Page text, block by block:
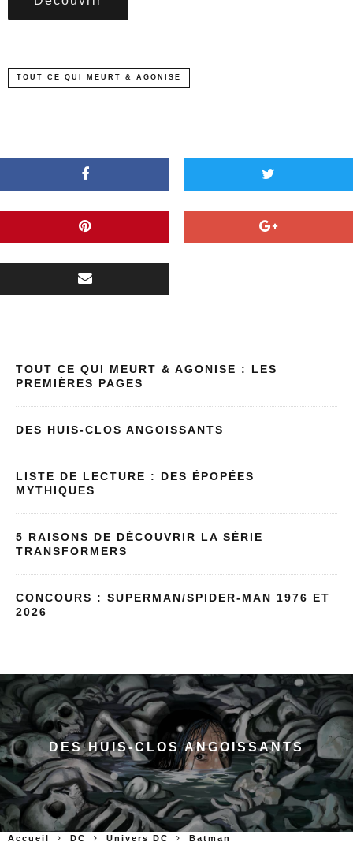
TOUT CE QUI MEURT & AGONISE
TOUT CE QUI MEURT & AGONISE : LES
PREMIÈRES PAGES
DES HUIS-CLOS ANGOISSANTS
LISTE DE LECTURE : DES ÉPOPÉES
MYTHIQUES
5 RAISONS DE DÉCOUVRIR LA SÉRIE
TRANSFORMERS
CONCOURS : SUPERMAN/SPIDER-MAN 1976 ET
2026
DES HUIS-CLOS ANGOISSANTS
Accueil DC Univers DC Batman